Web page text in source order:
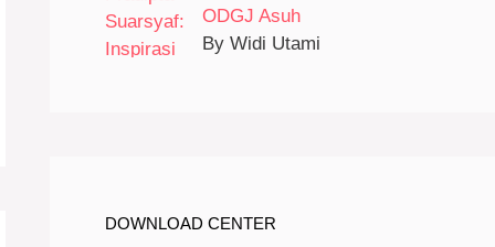
ODGJ Asuh
By Widi Utami
DOWNLOAD CENTER